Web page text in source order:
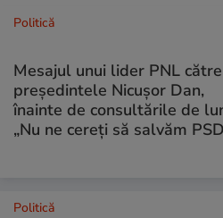
Politică
Mesajul unui lider PNL către
președintele Nicușor Dan,
înainte de consultările de
„Nu ne cereți să salvăm
Politică